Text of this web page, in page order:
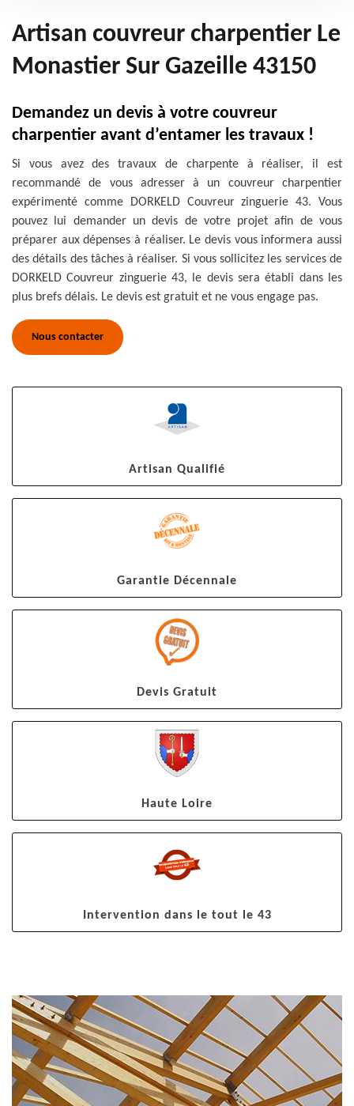
Artisan couvreur charpentier Le
Monastier Sur Gazeille 43150
Demandez un devis à votre couvreur
charpentier avant d’entamer les travaux !
Si vous avez des travaux de charpente à réaliser, il est
recommandé de vous adresser à un couvreur charpentier
expérimenté comme DORKELD Couvreur zinguerie 43. Vous
pouvez lui demander un devis de votre projet afin de vous
préparer aux dépenses à réaliser. Le devis vous informera aussi
des détails des tâches à réaliser. Si vous sollicitez les services de
DORKELD Couvreur zinguerie 43, le devis sera établi dans les
plus brefs délais. Le devis est gratuit et ne vous engage pas.
Nous contacter
Artisan Qualifié
Garantie Décennale
Devis Gratuit
Haute Loire
Intervention dans le tout le 43